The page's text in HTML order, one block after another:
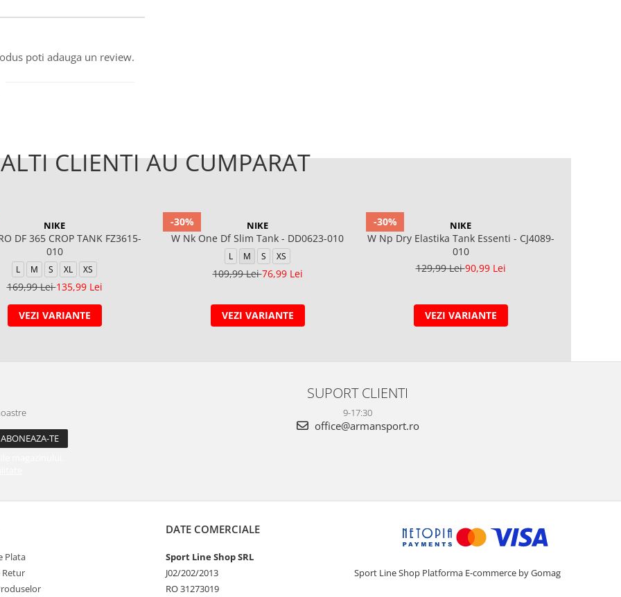
poti adauga un review.
ALTI CLIENTI AU CUMPARAT
NIKE
DF 365 CROP TANK FZ3615-
010
L M S XL XS
169,99 Lei135,99 Lei
VEZI VARIANTE
-30% NIKE
W Nk One Df Slim Tank - DD0623-010
L M S XS
109,99 Lei76,99 Lei
VEZI VARIANTE
-30% NIKE
W Np Dry Elastika Tank Essenti - CJ4089-
010
129,99 Lei90,99 Lei
VEZI VARIANTE
magazinului.
SUPORT CLIENTI
9-17:30
office@armansport.ro
Plata
Retur
DATE COMERCIALE
Sport Line Shop SRL
J02/202/2013
RO 31273019
Sport Line Shop Platforma E-commerce by Gomag